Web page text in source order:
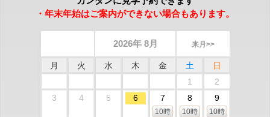
・年末年始はご案内ができない場合もあります。
2026年 8月 来月>>
月 火 水 木 金 土
日
1
2
3
4 5 6 7
10時
8
10時
9
10時